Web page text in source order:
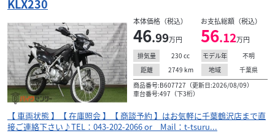
KLX230
本体価格（税込）
46.99万円
お支払総額（税込）
56.12万円
排気量 230 cc モデル年
不明
距離
2749 km 地域
千葉県
商品番号:B607727（更新日:2026/08/09）
車台番号:497（下3桁）
【 車両状態 】【 在庫照会 】【 商談予約 】はお気軽に千葉鶴沢店まで直
接ご連絡下さい♪TEL：043-202-2066 or Mail：t-tsuru...